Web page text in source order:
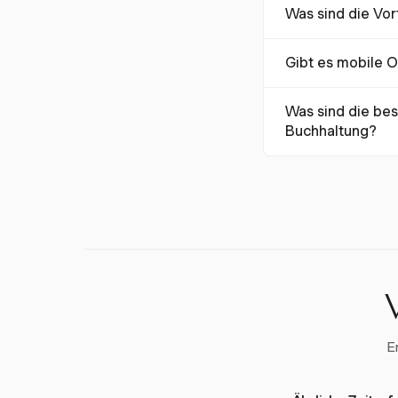
und minimiert
Was sind die
Verzögerungen zu
Gibt es mobile
können. Dazu
Internetverbindung
Was sind die
Buchhaltung?